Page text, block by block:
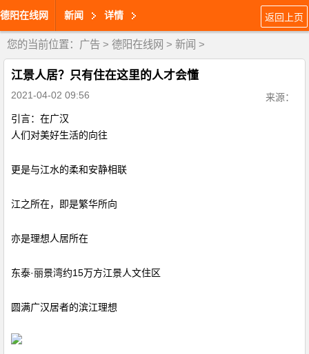
德阳在线网 新闻 详情 返回上页
您的当前位置： 广告 > 德阳在线网 > 新闻 >
江景人居？只有住在这里的人才会懂
2021-04-02 09:56
来源：
引言：在广汉
人们对美好生活的向往
更是与江水的柔和安静相联
江之所在，即是繁华所向
亦是理想人居所在
东泰·丽景湾约15万方江景人文住区
圆满广汉居者的滨江理想